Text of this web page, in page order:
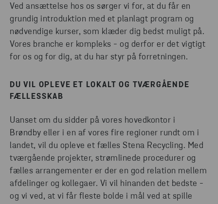
Ved ansættelse hos os sørger vi for, at du får en
grundig introduktion med et planlagt program og
nødvendige kurser, som klæder dig bedst muligt på.
Vores branche er kompleks - og derfor er det vigtigt
for os og for dig, at du har styr på forretningen.
DU VIL OPLEVE ET LOKALT OG TVÆRGÅENDE
FÆLLESSKAB
Uanset om du sidder på vores hovedkontor i
Brøndby eller i en af vores fire regioner rundt om i
landet, vil du opleve et fælles Stena Recycling. Med
tværgående projekter, strømlinede procedurer og
fælles arrangementer er der en god relation mellem
afdelinger og kollegaer. Vi vil hinanden det bedste -
og vi ved, at vi får fleste bolde i mål ved at spille